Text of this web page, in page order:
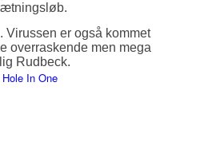
er også kommet
overraskende men mega
Rudbeck.
In One